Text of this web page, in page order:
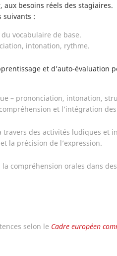
besoins réels des stagiaires.
suivants :
vocabulaire de base.
intonation, rythme.
et d’auto-évaluation
– prononciation, intonation,
et l’intégration
des activités ludiques et
la précision de l’expression.
compréhension orales dans
selon le Cadre européen